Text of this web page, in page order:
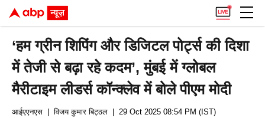
‘हम ग्रीन शिपिंग और डिजिटल पोर्ट्स की दिशा
में तेजी से बढ़ा रहे कदम’, मुंबई में ग्लोबल
मैरीटाइम लीडर्स कॉन्क्लेव में बोले पीएम मोदी
आईएएनएस | विजय कुमार बिट्ठल | 29 Oct 2025 08:54 PM (IST)